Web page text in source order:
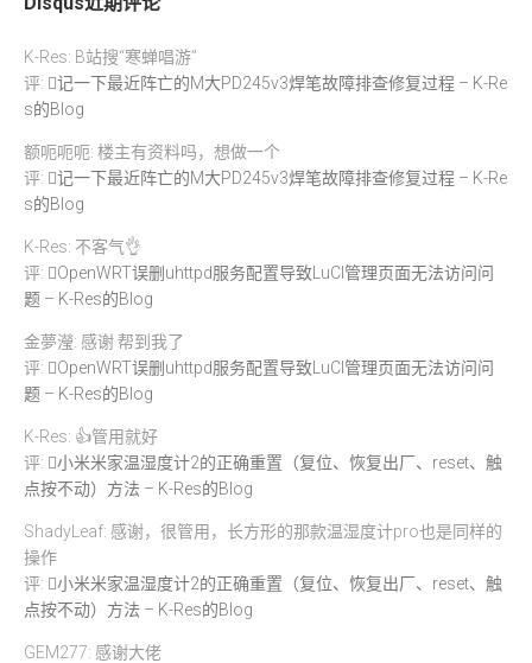
K-Res: B站搜“寒蝉唱游”
评:
记一下最近阵亡的M大PD245v3焊笔故障排查修复过程 – K-Re
s的Blog
额呃呃呃: 楼主有资料吗，想做一个
评:
记一下最近阵亡的M大PD245v3焊笔故障排查修复过程 – K-Re
s的Blog
K-Res: 不客气👌
评:
OpenWRT误删uhttpd服务配置导致LuCI管理页面无法访问问
题 – K-Res的Blog
金夢瀅: 感谢 帮到我了
评:
OpenWRT误删uhttpd服务配置导致LuCI管理页面无法访问问
题 – K-Res的Blog
K-Res: 👍管用就好
评:
小米米家温湿度计2的正确重置（复位、恢复出厂、reset、触
点按不动）方法 – K-Res的Blog
ShadyLeaf: 感谢，很管用，长方形的那款温湿度计pro也是同样的
操作
评:
小米米家温湿度计2的正确重置（复位、恢复出厂、reset、触
点按不动）方法 – K-Res的Blog
GEM277: 感谢大佬